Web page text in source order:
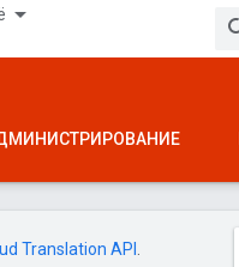
Translation API